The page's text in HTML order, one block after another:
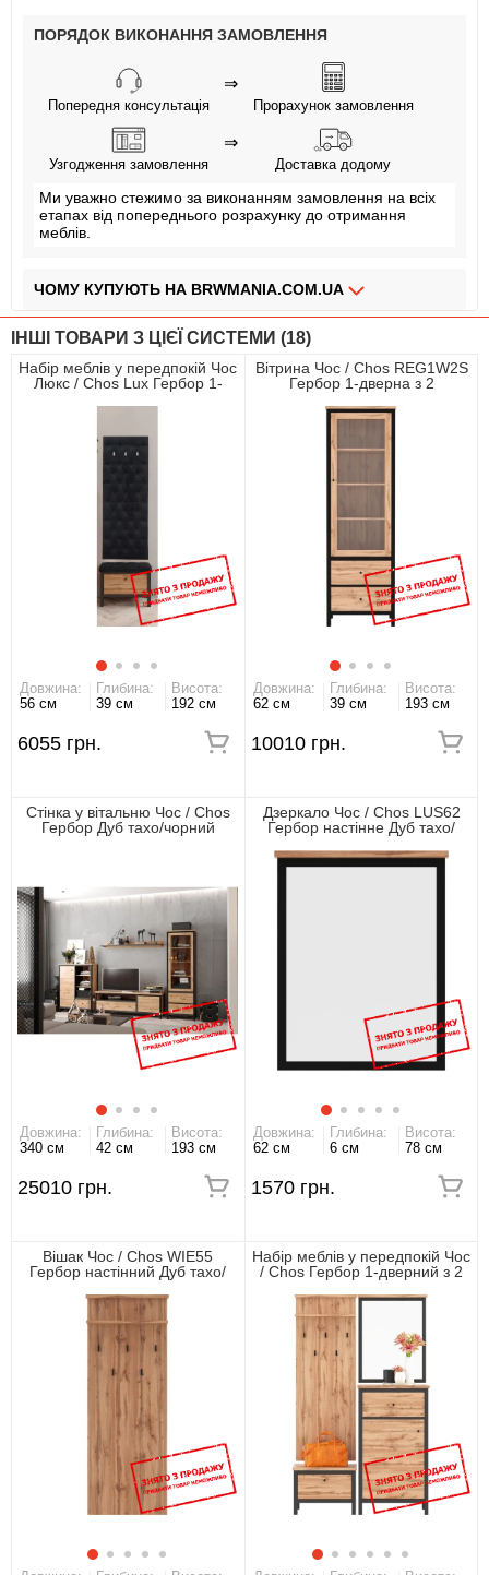
ПОРЯДОК ВИКОНАННЯ ЗАМОВЛЕННЯ
Попередня консультація
⇒
Прорахунок замовлення
Узгодження замовлення
⇒
Доставка додому
Ми уважно стежимо за виконанням замовлення на всіх
етапах від попереднього розрахунку до отримання
меблів.
ЧОМУ КУПУЮТЬ НА BRWMANIA.COM.UA
МЕБЛІ НА БУДЬ ЯКИЙ СМАК
ДОСТАВКА ЗА 2 ДНІ
СПЛАЧУЙ АВАНС, А РЕШТУ ПРИ ОТРИМАННІ
99,9% ЗАДОВОЛЕНИХ КЛІЄНТІВ
ІНШІ ТОВАРИ З ЦІЄЇ СИСТЕМИ (18)
Набір меблів у передпокій Чос
Люкс / Chos Lux Гербор 1-
Довжина:
56 см
Глибина:
39 см
Висота:
192 см
6055 грн.
Вітрина Чос / Chos REG1W2S
Гербор 1-дверна з 2
Довжина:
62 см
Глибина:
39 см
Висота:
193 см
10010 грн.
Стінка у вітальню Чос / Chos
Гербор Дуб тахо/чорний
Довжина:
340 см
Глибина:
42 см
Висота:
193 см
25010 грн.
Дзеркало Чос / Chos LUS62
Гербор настінне Дуб тахо/
Довжина:
62 см
Глибина:
6 см
Висота:
78 см
1570 грн.
Вішак Чос / Chos WIE55
Гербор настінний Дуб тахо/
Набір меблів у передпокій Чос
/ Chos Гербор 1-дверний з 2